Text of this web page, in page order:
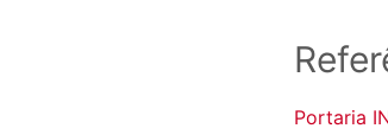
Portaria